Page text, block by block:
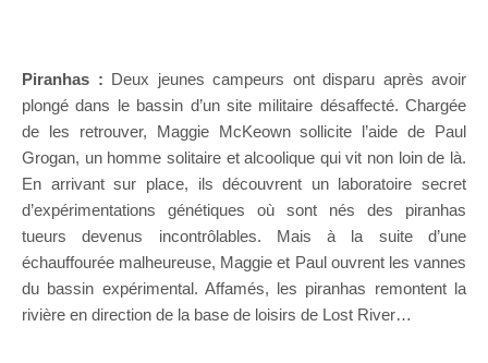
Piranhas : Deux jeunes campeurs ont disparu après avoir
plongé dans le bassin d’un site militaire désaffecté. Chargée
de les retrouver, Maggie McKeown sollicite l’aide de Paul
Grogan, un homme solitaire et alcoolique qui vit non loin de là.
En arrivant sur place, ils découvrent un laboratoire secret
d’expérimentations génétiques où sont nés des piranhas
tueurs devenus incontrôlables. Mais à la suite d’une
échauffourée malheureuse, Maggie et Paul ouvrent les vannes
du bassin expérimental. Affamés, les piranhas remontent la
rivière en direction de la base de loisirs de Lost River…